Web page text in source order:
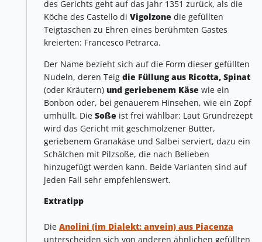
des Gerichts geht auf das Jahr 1351 zurück, als die
Köche des Castello di Vigolzone die gefüllten
Teigtaschen zu Ehren eines berühmten Gastes
kreierten: Francesco Petrarca.
Der Name bezieht sich auf die Form dieser gefüllten
Nudeln, deren Teig die Füllung aus Ricotta, Spinat
(oder Kräutern) und geriebenem Käse wie ein
Bonbon oder, bei genauerem Hinsehen, wie ein Zopf
umhüllt. Die Soße ist frei wählbar: Laut Grundrezept
wird das Gericht mit geschmolzener Butter,
geriebenem Granakäse und Salbei serviert, dazu ein
Schälchen mit Pilzsoße, die nach Belieben
hinzugefügt werden kann. Beide Varianten sind auf
jeden Fall sehr empfehlenswert.
Extratipp
Die Anolini (im Dialekt: anvein) aus Piacenza
unterscheiden sich von anderen ähnlichen gefüllten